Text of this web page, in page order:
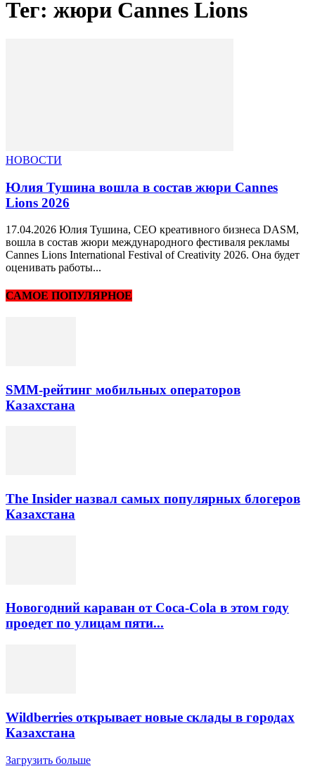
Тег: жюри Cannes Lions
НОВОСТИ
Юлия Тушина вошла в состав жюри Cannes
Lions 2026
17.04.2026 Юлия Тушина, CEO креативного бизнеса DASM,
вошла в состав жюри международного фестиваля рекламы
Cannes Lions International Festival of Creativity 2026. Она будет
оценивать работы...
САМОЕ ПОПУЛЯРНОЕ
SMM-рейтинг мобильных операторов
Казахстана
The Insider назвал самых популярных блогеров
Казахстана
Новогодний караван от Coca-Cola в этом году
проедет по улицам пяти...
Wildberries открывает новые склады в городах
Казахстана
Загрузить больше